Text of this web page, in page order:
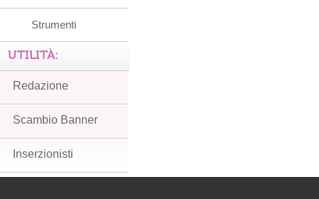
Strumenti
UTILITÀ:
Redazione
Scambio Banner
Inserzionisti